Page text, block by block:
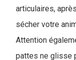
articulaires,
sécher votre
Attention
pattes ne glisse